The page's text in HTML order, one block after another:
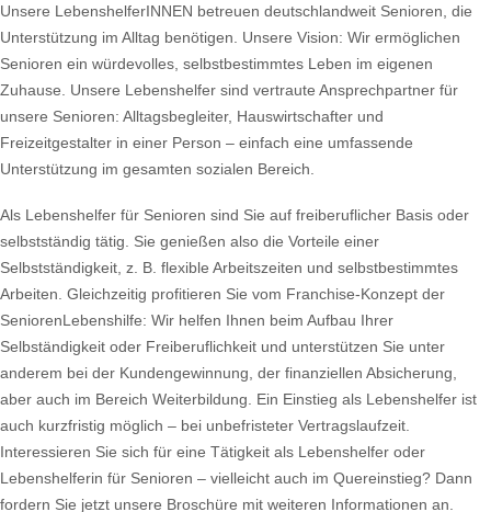
Unsere LebenshelferINNEN betreuen deutschlandweit Senioren, die
Unterstützung im Alltag benötigen. Unsere Vision: Wir ermöglichen
Senioren ein würdevolles, selbstbestimmtes Leben im eigenen
Zuhause. Unsere Lebenshelfer sind vertraute Ansprechpartner für
unsere Senioren: Alltagsbegleiter, Hauswirtschafter und
Freizeitgestalter in einer Person – einfach eine umfassende
Unterstützung im gesamten sozialen Bereich.
Als Lebenshelfer für Senioren sind Sie auf freiberuflicher Basis oder
selbstständig tätig. Sie genießen also die Vorteile einer
Selbstständigkeit, z. B. flexible Arbeitszeiten und selbstbestimmtes
Arbeiten. Gleichzeitig profitieren Sie vom Franchise-Konzept der
SeniorenLebenshilfe: Wir helfen Ihnen beim Aufbau Ihrer
Selbständigkeit oder Freiberuflichkeit und unterstützen Sie unter
anderem bei der Kundengewinnung, der finanziellen Absicherung,
aber auch im Bereich Weiterbildung. Ein Einstieg als Lebenshelfer ist
auch kurzfristig möglich – bei unbefristeter Vertragslaufzeit.
Interessieren Sie sich für eine Tätigkeit als Lebenshelfer oder
Lebenshelferin für Senioren – vielleicht auch im Quereinstieg? Dann
fordern Sie jetzt unsere Broschüre mit weiteren Informationen an.